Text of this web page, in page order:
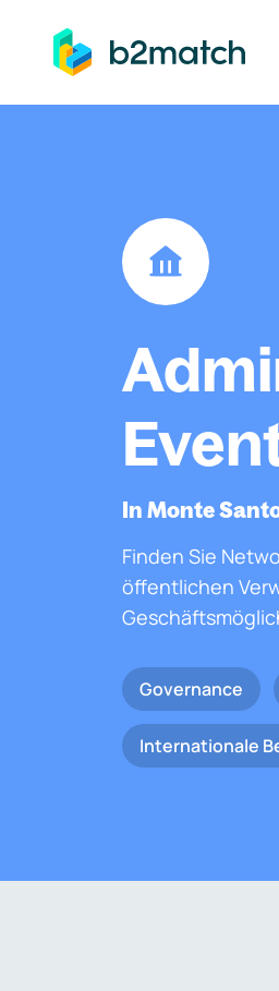
springen
In Monte
Finden Sie
öffentlichen
Governance
Internationale